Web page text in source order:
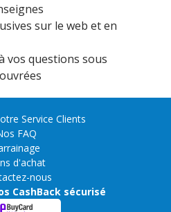
sur le web et en
vos questions sous
Service Clients
FAQ
d'achat
nous
CashBack sécurisé